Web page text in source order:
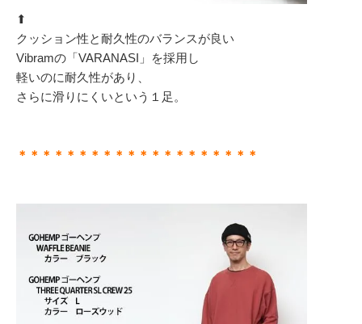
⬆︎
クッション性と耐久性のバランスが良い
Vibramの「VARANASI」を採用し
軽いのに耐久性があり、
さらに滑りにくいという１足。
＊＊＊＊＊＊＊＊＊＊＊＊＊＊＊＊＊＊＊＊